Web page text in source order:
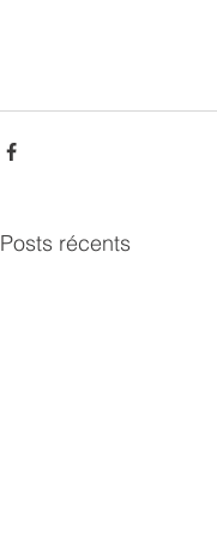
Posts récents